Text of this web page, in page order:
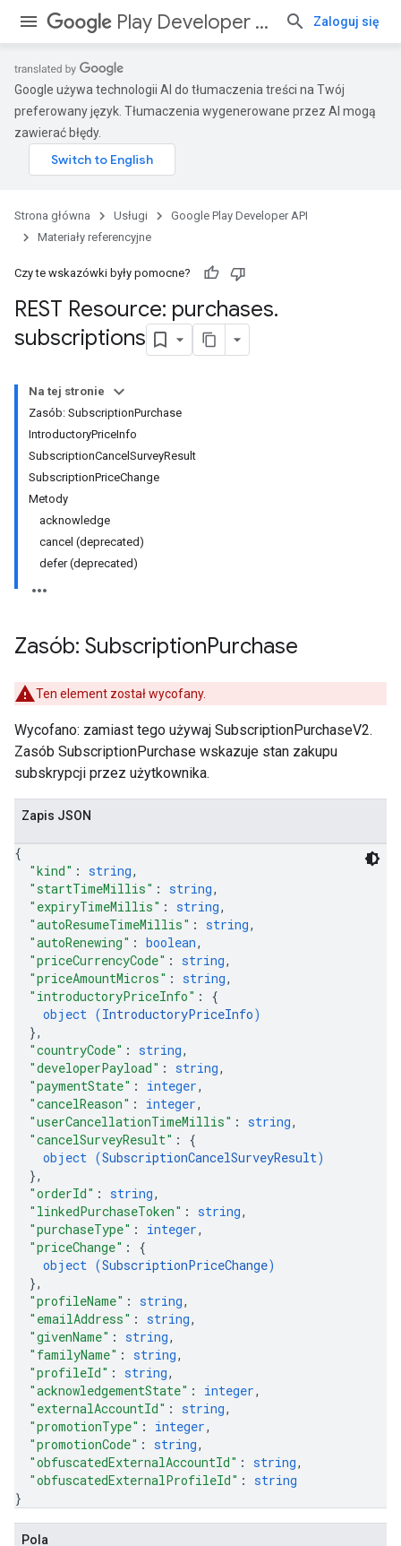
Play Developer API Zaloguj się
Google używa technologii AI do tłumaczenia treści na Twój
preferowany język. Tłumaczenia wygenerowane przez AI mogą
zawierać błędy.
Strona główna Usługi
Google Play Developer API
Materiały referencyjne
Czy te wskazówki były pomocne?
REST Resource: purchases.
subscriptions
Na tej stronie
Zasób: SubscriptionPurchase
IntroductoryPriceInfo
SubscriptionCancelSurveyResult
SubscriptionPriceChange
Metody
acknowledge
cancel (deprecated)
defer (deprecated)
Zasób: SubscriptionPurchase
Ten element został wycofany.
Wycofano: zamiast tego używaj SubscriptionPurchaseV2.
Zasób SubscriptionPurchase wskazuje stan zakupu
subskrypcji przez użytkownika.
Zapis JSON
{
"kind" : string,
"startTimeMillis" : string,
"expiryTimeMillis" : string,
"autoResumeTimeMillis" : string,
"autoRenewing" : boolean,
"priceCurrencyCode" : string,
"priceAmountMicros" : string,
"introductoryPriceInfo" : {
object (IntroductoryPriceInfo)
},
"countryCode" : string,
"developerPayload" : string,
"paymentState" : integer,
"cancelReason" : integer,
"userCancellationTimeMillis" : string,
"cancelSurveyResult" : {
object (SubscriptionCancelSurveyResult)
},
"orderId" : string,
"linkedPurchaseToken" : string,
"purchaseType" : integer,
"priceChange" : {
object (SubscriptionPriceChange)
},
"profileName" : string,
"emailAddress" : string,
"givenName" : string,
"familyName" : string,
"profileId" : string,
"acknowledgementState" : integer,
"externalAccountId" : string,
"promotionType" : integer,
"promotionCode" : string,
"obfuscatedExternalAccountId" : string,
"obfuscatedExternalProfileId" : string
}
Pola